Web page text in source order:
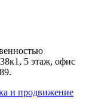
5 этаж, офис
и продвижение